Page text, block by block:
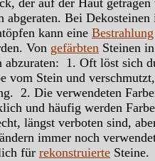
der auf der Haut
abgeraten. Bei Dekosteinen
kann eine Bestrahlung
Von gefärbten Steinen in
abzuraten: 1. Oft löst sich
vom Stein und
2. Die verwendeten
und häufig werden
längst verboten sind,
immer noch
für rekonstruierte Steine.